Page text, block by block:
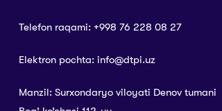
Telefon raqami: +998 76 228 08 27
Elektron pochta: info@dtpi.uz
Manzil: Surxondaryo viloyati Denov tumani